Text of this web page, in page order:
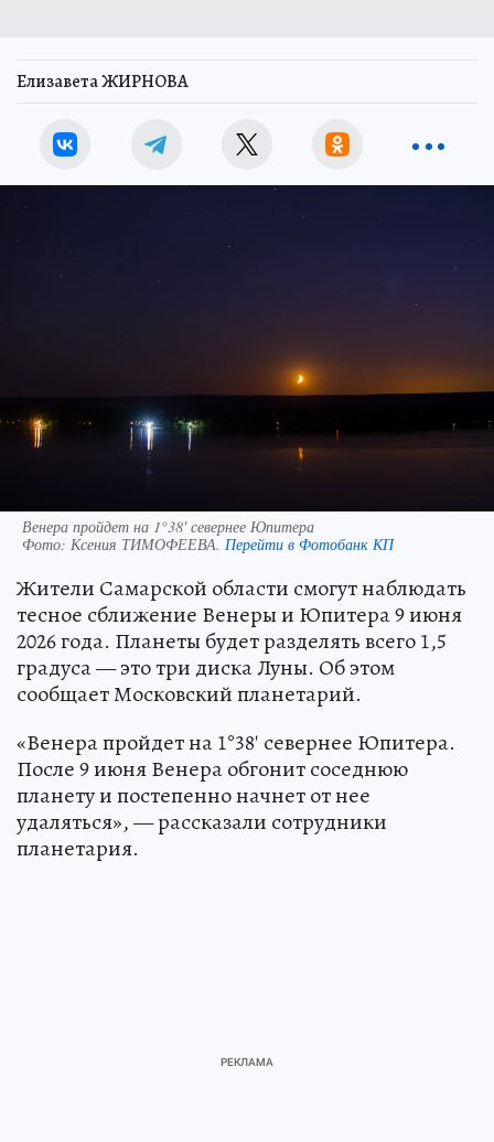
Елизавета ЖИРНОВА
Венера пройдет на 1°38' севернее Юпитера
Фото: Ксения ТИМОФЕЕВА. Перейти в Фотобанк КП
Жители Самарской области смогут наблюдать
тесное сближение Венеры и Юпитера 9 июня
2026 года. Планеты будет разделять всего 1,5
градуса — это три диска Луны. Об этом
сообщает Московский планетарий.
«Венера пройдет на 1°38' севернее Юпитера.
После 9 июня Венера обгонит соседнюю
планету и постепенно начнет от нее
удаляться», — рассказали сотрудники
планетария.